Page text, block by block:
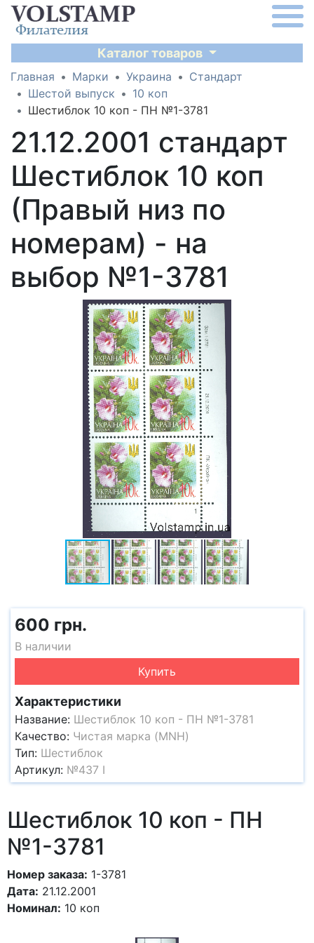
Каталог товаров
Главная Марки Украина
Стандарт
Шестой выпуск
10 коп
Шестиблок 10 коп - ПН №1-3781
21.12.2001 стандарт
Шестиблок 10 коп
(Правый низ по
номерам) - на
выбор №1-3781
600 грн.
В наличии
Купить
Характеристики
Название: Шестиблок 10 коп - ПН №1-3781
Качество: Чистая марка (MNH)
Тип: Шестиблок
Артикул: №437 I
Шестиблок 10 коп - ПН
№1-3781
Номер заказа: 1-3781
Дата: 21.12.2001
Номинал: 10 коп